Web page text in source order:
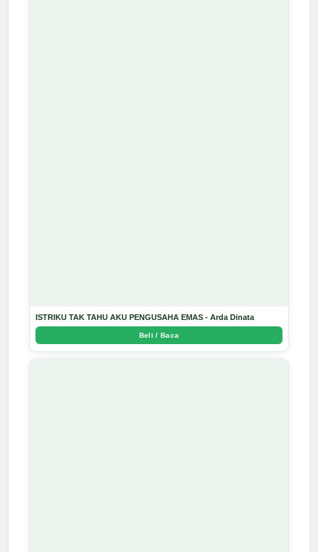
ISTRIKU TAK TAHU AKU PENGUSAHA EMAS - Arda Dinata
Beli / Baca